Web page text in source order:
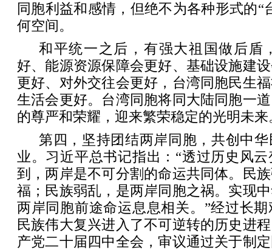
同胞利益和感情，但绝不为各种形式的“
何空间。
和平统一之后，有强大祖国做后盾
好、能源资源保障会更好、基础设施建
更好、对外交往会更好，台湾同胞民生
生活会更好。台湾同胞将同大陆同胞一
的尊严和荣耀，迎来繁荣稳定的光明未来
第四，坚持团结两岸同胞，共创中
业。习近平总书记指出：“透过历史风
到，两岸是不可分割的命运共同体。民
福；民族弱乱，是两岸同胞之祸。实现
两岸同胞前途命运息息相关。”经过长
民族伟大复兴进入了不可逆转的历史进
产党二十届四中全会，审议通过关于制